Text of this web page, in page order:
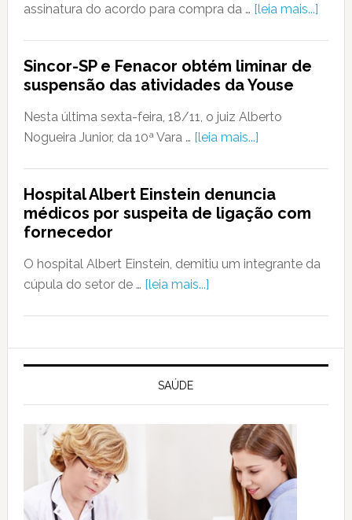
assinatura do acordo para compra da … [leia mais...]
Sincor-SP e Fenacor obtém liminar de
suspensão das atividades da Youse
Nesta última sexta-feira, 18/11, o juiz Alberto
Nogueira Junior, da 10ª Vara … [leia mais...]
Hospital Albert Einstein denuncia
médicos por suspeita de ligação com
fornecedor
O hospital Albert Einstein, demitiu um integrante da
cúpula do setor de … [leia mais...]
SAÚDE